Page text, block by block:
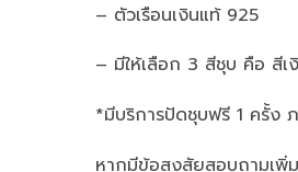
– ตัวเรือนเงินแท้ 925
– มีให้เลือก 3 สีชุบ คือ สีเ
*มีบริการปัดชุบฟรี 1 ครั้ง
หากมีข้อสงสัยสอบถามเพิ่ม